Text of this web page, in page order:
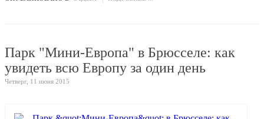
Парк "Мини-Европа" в Брюсселе: как
увидеть всю Европу за один день
Четверг, 11 июня 2015